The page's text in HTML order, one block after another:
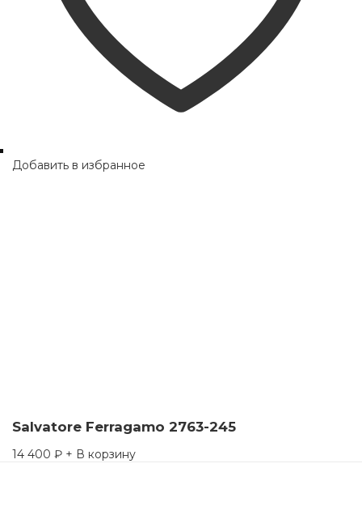
Добавить в избранное
Salvatore Ferragamo 2763-245
14 400 ₽ + В корзину